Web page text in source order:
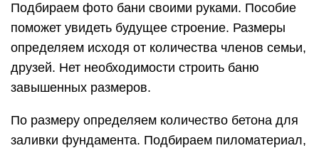
Подбираем фото бани своими руками. Пособие
поможет увидеть будущее строение. Размеры
определяем исходя от количества членов семьи,
друзей. Нет необходимости строить баню
завышенных размеров.
По размеру определяем количество бетона для
заливки фундамента. Подбираем пиломатериал,